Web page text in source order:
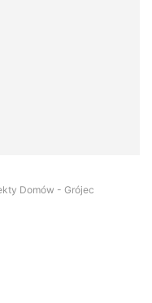
Domów - Grójec